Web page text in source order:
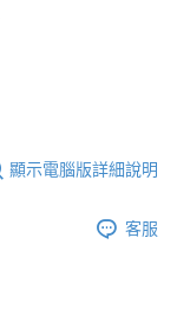
顯示電腦版詳細說明
客服